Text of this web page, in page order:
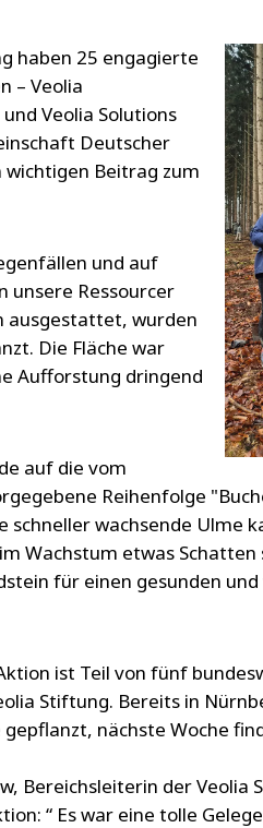
haben 25 engagierte
– Veolia
Veolia Solutions
Deutscher
wichtigen Beitrag zum
und auf
unsere Ressourcer
ausgestattet, wurden
Die Fläche war
Aufforstung dringend
auf die vom
Reihenfolge
schneller wachsende Ulme
Wachstum etwas Schatten
für einen gesunden
ist Teil von fünf
Stiftung. Bereits in
nächste Woche
Bereichsleiterin der Veolia
“ Es war eine tolle